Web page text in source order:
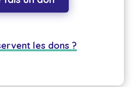
les dons ?